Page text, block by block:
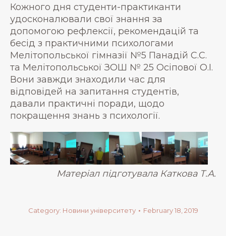
Кожного дня студенти-практиканти
удосконалювали свої знання за
допомогою рефлексії, рекомендацій та
бесід з практичними психологами
Мелітопольської гімназії №5 Панадій С.С.
та Мелітопольської ЗОШ № 25 Осіпової О.І.
Вони завжди знаходили час для
відповідей на запитання студентів,
давали практичні поради, щодо
покращення знань з психології.
Матеріал підготувала Каткова Т.А.
Category: Новини університету February 18, 2019